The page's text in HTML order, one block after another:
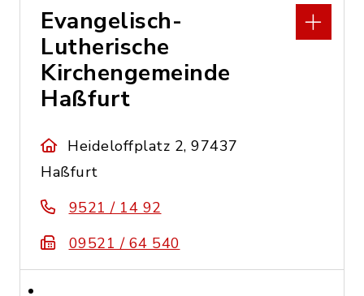
Evangelisch-
Lutherische
Kirchengemeinde
Haßfurt
Heideloffplatz 2, 97437
Haßfurt
9521 / 14 92
09521 / 64 540